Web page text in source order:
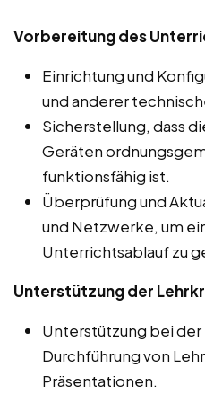
Vorbereitung des
Einrichtung und
und anderer
Sicherstellung, dass
Geräten
funktionsfähig ist.
Überprüfung und
und Netzwerke, um
Unterrichtsablauf zu
Unterstützung der
Unterstützung bei der
Durchführung von
Präsentationen.